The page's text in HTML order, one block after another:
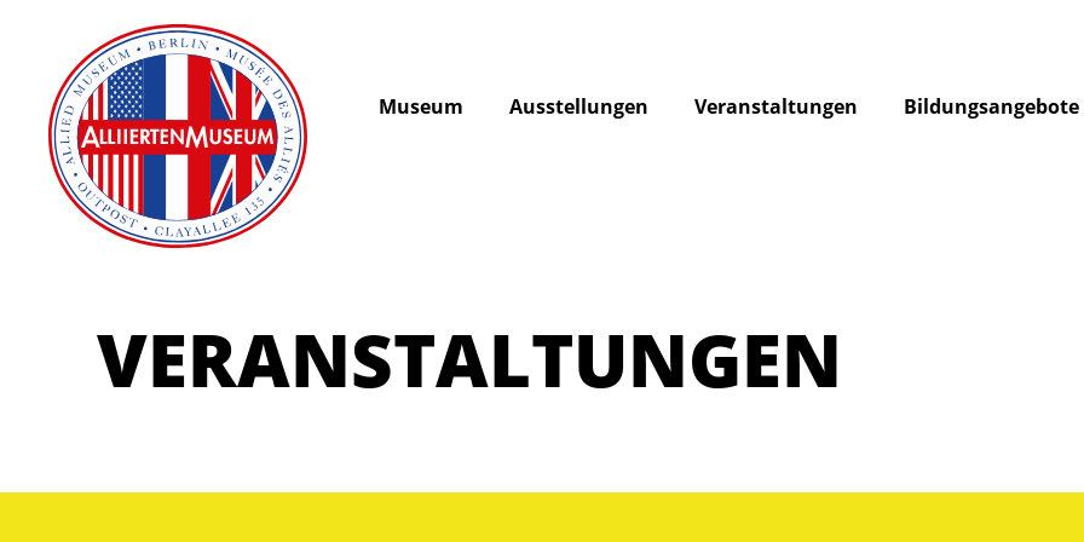
Museum Ausstellungen Veranstaltungen Bildungsangebote
VERANSTALTUNGEN